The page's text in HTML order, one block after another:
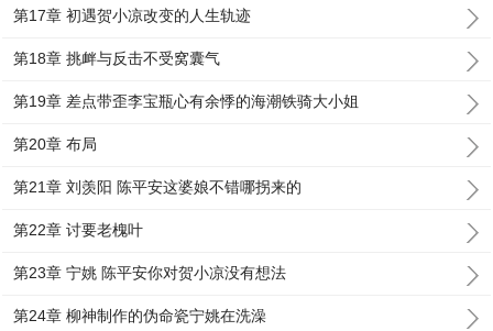
第17章 初遇贺小凉改变的人生轨迹
第18章 挑衅与反击不受窝囊气
第19章 差点带歪李宝瓶心有余悸的海潮铁骑大小姐
第20章 布局
第21章 刘羡阳 陈平安这婆娘不错哪拐来的
第22章 讨要老槐叶
第23章 宁姚 陈平安你对贺小凉没有想法
第24章 柳神制作的伪命瓷宁姚在洗澡